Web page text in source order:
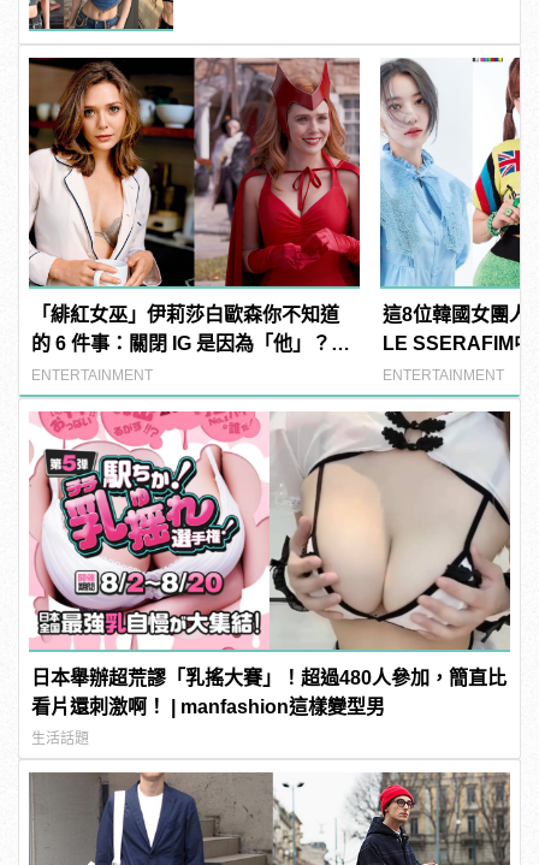
「緋紅女巫」伊莉莎白歐森你不知道
的 6 件事：關閉 IG 是因為「他」？曾
與三位英雄傳緋聞！
ENTERTAINMENT
這8位韓國女團人
LE SSERAFIM
撞臉台灣藝人？
ENTERTAINMENT
日本舉辦超荒謬「乳搖大賽」！超過480人參加，簡直比
看片還刺激啊！ | manfashion這樣變型男
生活話題